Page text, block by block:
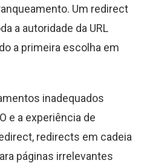
Um redirect
a autoridade da URL
a primeira escolha em
inadequados
e a experiência de
redirects em cadeia
páginas irrelevantes